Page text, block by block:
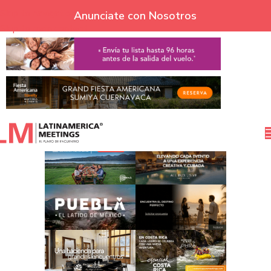
Skip to navigation
Skip to main content
Anunciate con Nosotros